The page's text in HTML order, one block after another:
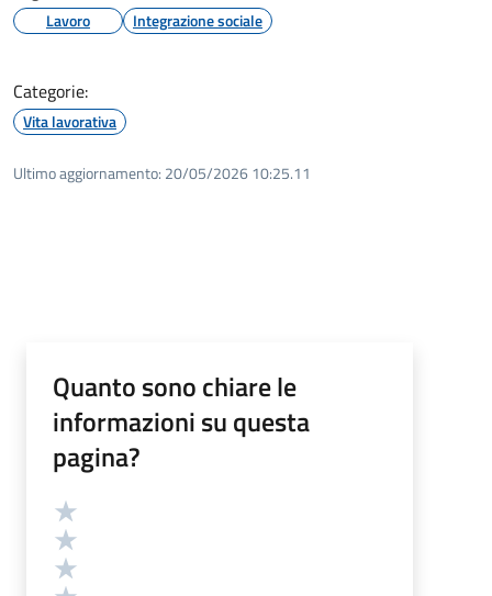
Lavoro Integrazione sociale
Categorie:
Vita lavorativa
Ultimo aggiornamento: 20/05/2026 10:25.11
Quanto sono chiare le
informazioni su questa
pagina?
Valutazione